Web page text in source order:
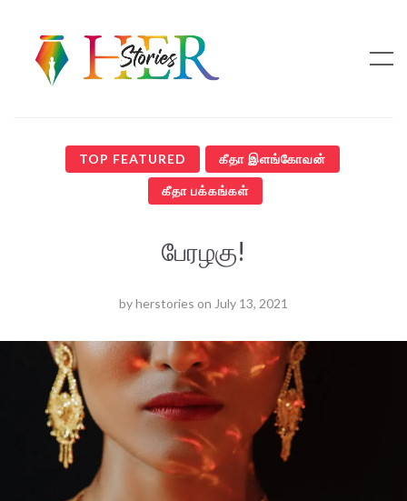
TOP FEATURED கீதா இளங்கோவன்
கீதா பக்கங்கள்
பேரழகு!
byherstories on July 13, 2021